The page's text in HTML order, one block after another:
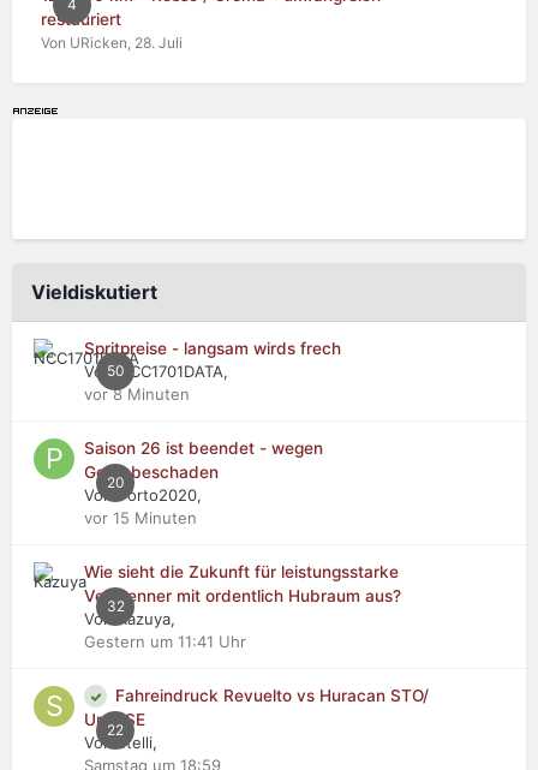
4
restauriert
Von URicken, 28. Juli
Vieldiskutiert
50
Spritpreise - langsam wirds frech
Von NCC1701DATA,
vor 8 Minuten
20
Saison 26 ist beendet - wegen
Getriebeschaden
Von Porto2020,
vor 15 Minuten
32
Wie sieht die Zukunft für leistungsstarke
Verbrenner mit ordentlich Hubraum aus?
Von Kazuya,
Gestern um 11:41 Uhr
22
Fahreindruck Revuelto vs Huracan STO/
Urus SE
Von stelli,
Samstag um 18:59